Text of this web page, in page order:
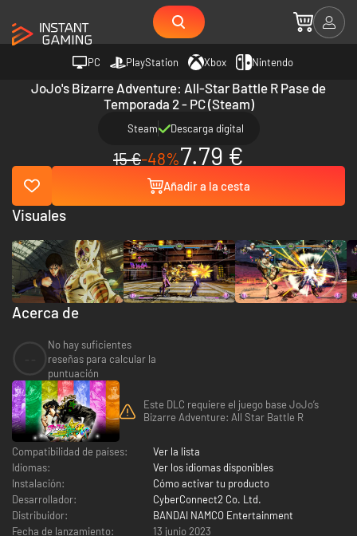
PC PlayStation Xbox Nintendo
JoJo's Bizarre Adventure: All-Star Battle R Pase de
Temporada 2 - PC (Steam)
Steam Descarga digital
15 €-48%7.79 €
Añadir a la cesta
Acerca de
No hay suficientes
reseñas para calcular la
puntuación
Este DLC requiere el juego base JoJo’s
Bizarre Adventure: All Star Battle R
Compatibilidad de países:
Ver la lista
Idiomas:
Ver los idiomas disponibles
Instalación:
Cómo activar tu producto
Desarrollador:
CyberConnect2 Co. Ltd.
Distribuidor:
BANDAI NAMCO Entertainment
Fecha de lanzamiento:
13 junio 2023
Visuales